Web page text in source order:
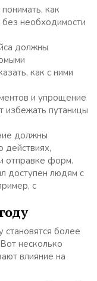
как
необходимости
должны
как с ними
и упрощение
избежать путаницы
должны
действиях,
отправке форм.
доступен людям с
с
более
несколько
влияние на